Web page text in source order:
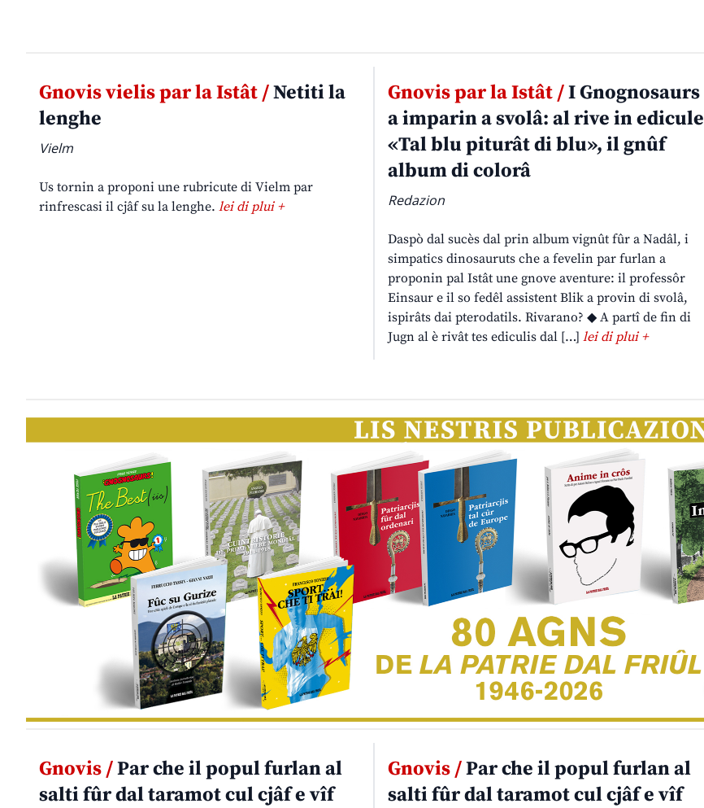
Gnovis vielis par la Istât /Netiti la
lenghe
Vielm
Us tornin a proponi une rubricute di Vielm par
rinfrescasi il cjâf su la lenghe. lei di plui +
Gnovis par la Istât /I Gnognosaurs
a imparin a svolâ: al rive in edicule
«Tal blu piturât di blu», il gnûf
album di colorâ
Redazion
Daspò dal sucès dal prin album vignût fûr a Nadâl, i
simpatics dinosauruts che a fevelin par furlan a
proponin pal Istât une gnove aventure: il professôr
Einsaur e il so fedêl assistent Blik a provin di svolâ,
ispirâts dai pterodatils. Rivarano? ◆ A partî de fin di
Jugn al è rivât tes ediculis dal […] lei di plui +
Gnovis /Par che il popul furlan al
salti fûr dal taramot cul cjâf e vîf
Gnovis /Par che il popul furlan al
salti fûr dal taramot cul cjâf e vîf